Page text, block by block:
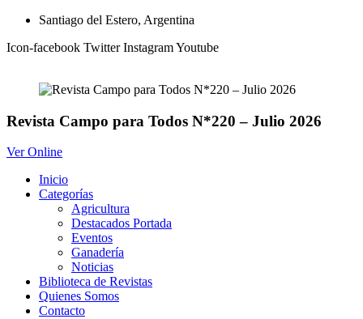
contenido
Santiago del Estero, Argentina
Icon-facebook Twitter InstagramYoutube
Revista Campo para Todos N*220 – Julio 2026
Ver Online
Inicio
Categorías
Agricultura
Destacados Portada
Eventos
Ganadería
Noticias
Biblioteca de Revistas
Quienes Somos
Contacto